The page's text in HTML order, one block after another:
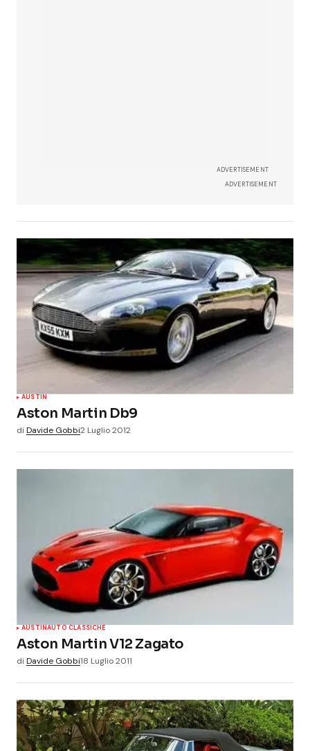
ADVERTISEMENT
ADVERTISEMENT
AUSTIN
Aston Martin Db9
di Davide Gobbi2 Luglio 2012
AUSTINAUTO CLASSICHE
Aston Martin V12 Zagato
di Davide Gobbi18 Luglio 2011